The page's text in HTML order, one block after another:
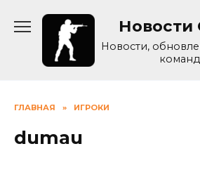
Новости
Новости,
ГЛАВНАЯ » ИГРОКИ
dumau